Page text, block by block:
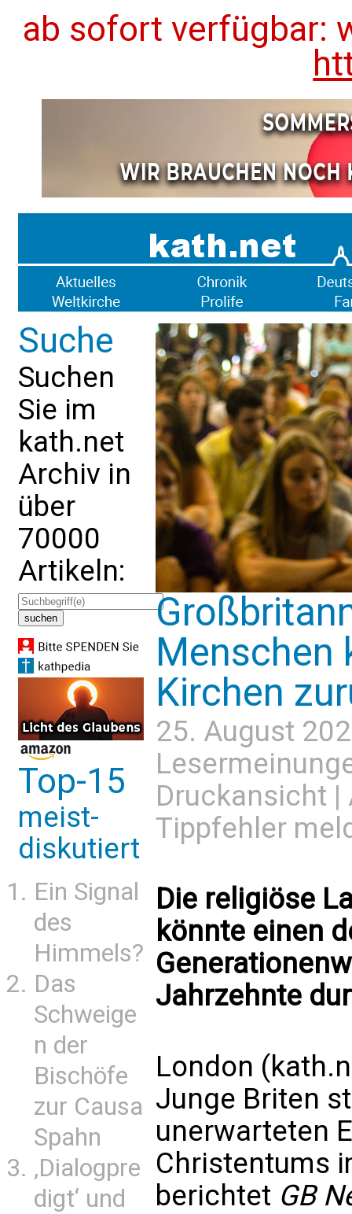
ab sofort verfügbar:
Suche
Suchen
Sie im
kath.net
Archiv in
über
70000
Artikeln:
Top-15
meist-
diskutiert
Ein Signal
des
Himmels?
Das
Schweige
n der
Bischöfe
zur Causa
Spahn
‚Dialogpre
digt‘ und
Menschen
Kirchen
25. August
Druckansicht |
Tippfehler
Die religiöse
könnte einen
Jahrzehnte
London
Junge Briten
unerwarteten
Christentums
berichtet GB